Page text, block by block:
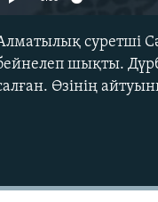
суретші
шықты.
Өзінің